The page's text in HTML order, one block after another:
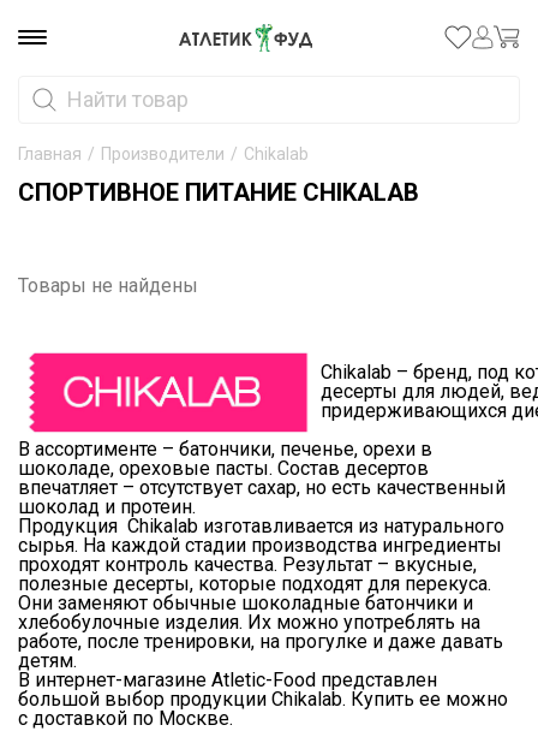
Главная / Производители / Chikalab
СПОРТИВНОЕ ПИТАНИЕ CHIKALAB
Товары не найдены
Chikalab – бренд, под
десерты для людей,
придерживающихся
В ассортименте – батончики, печенье, орехи в
шоколаде, ореховые пасты. Состав десертов
впечатляет – отсутствует сахар, но есть качественный
шоколад и протеин.
Продукция Chikalab изготавливается из натурального
сырья. На каждой стадии производства ингредиенты
проходят контроль качества. Результат – вкусные,
полезные десерты, которые подходят для перекуса.
Они заменяют обычные шоколадные батончики и
хлебобулочные изделия. Их можно употреблять на
работе, после тренировки, на прогулке и даже давать
детям.
В интернет-магазине Atletic-Food представлен
большой выбор продукции Chikalab. Купить ее можно
с доставкой по Москве.